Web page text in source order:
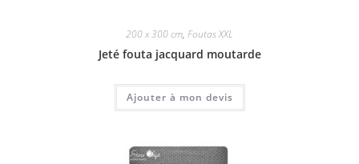
200 x 300 cm, Foutas XXL
Jeté fouta jacquard moutarde
Ajouter à mon devis